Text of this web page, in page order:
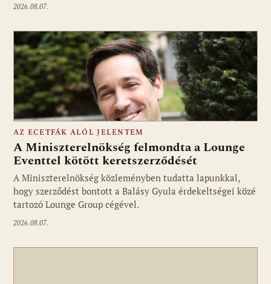
2026.08.07.
Fotó: media1.hu
AZ ECETFÁK ALÓL JELENTEM
A Miniszterelnökség felmondta a Lounge
Eventtel kötött keretszerződését
A Miniszterelnökség közleményben tudatta lapunkkal,
hogy szerződést bontott a Balásy Gyula érdekeltségei közé
tartozó Lounge Group cégével.
2026.08.07.